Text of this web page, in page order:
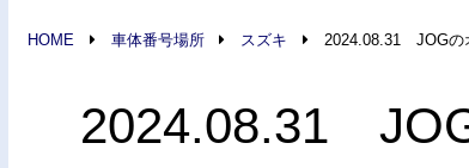
HOME 車体番号場所 スズキ 2024.08.31 JOGの
2024.08.31